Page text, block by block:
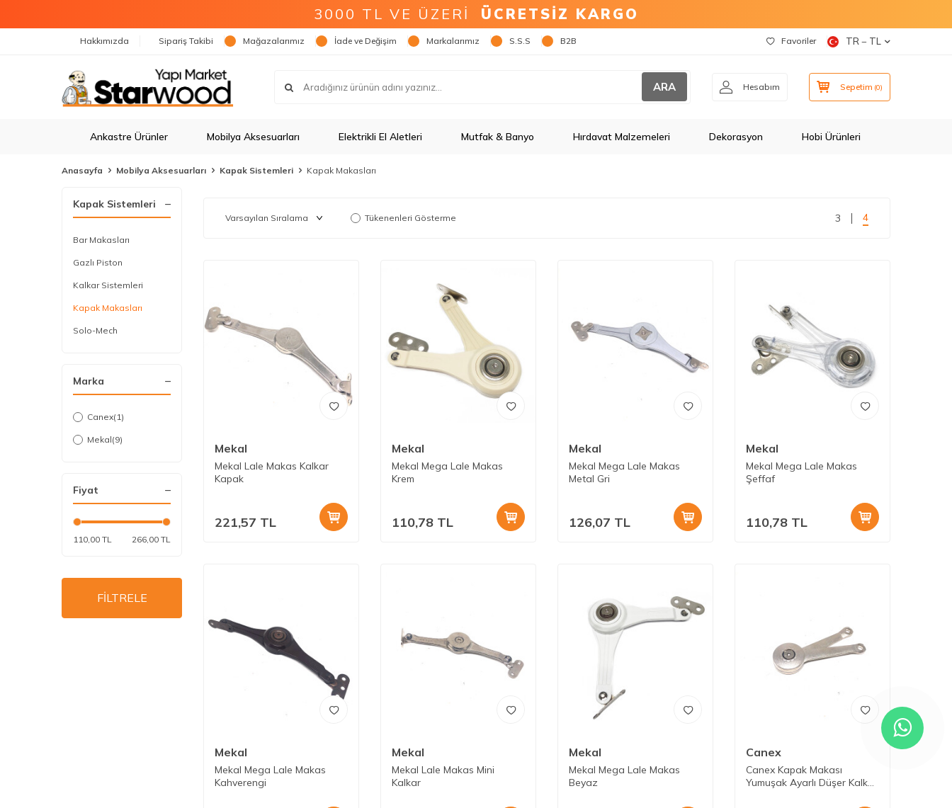
3000 TL VE ÜZERİ ÜCRETSİZ KARGO
Hakkımızda Sipariş Takibi Mağazalarımız İade ve Değişim Markalarımız S.S.S B2B Favoriler TR − TL
ARA Hesabım Sepetim (0)
Ankastre Ürünler Mobilya Aksesuarları Elektrikli El Aletleri Mutfak & Banyo Hırdavat Malzemeleri Dekorasyon Hobi Ürünleri
Anasayfa Mobilya Aksesuarları Kapak Sistemleri Kapak Makasları
Kapak Sistemleri
Bar Makasları
Gazlı Piston
Kalkar Sistemleri
Kapak Makasları
Solo-Mech
Marka
Canex(1)
Mekal(9)
Fiyat
110,00 TL 266,00 TL
FİLTRELE
Tükenenleri Gösterme 3 4
Mekal
Mekal Lale Makas Kalkar
Kapak
221,57 TL
Mekal
Mekal Mega Lale Makas
Krem
110,78 TL
Mekal
Mekal Mega Lale Makas
Metal Gri
126,07 TL
Mekal
Mekal Mega Lale Makas
Şeffaf
110,78 TL
Mekal
Mekal Mega Lale Makas
Kahverengi
Mekal
Mekal Lale Makas Mini
Kalkar
Mekal
Mekal Mega Lale Makas
Beyaz
Canex
Canex Kapak Makası
Yumuşak Ayarlı Düşer Kalkar